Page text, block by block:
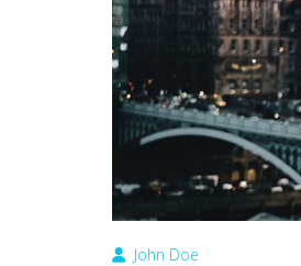
John Doe